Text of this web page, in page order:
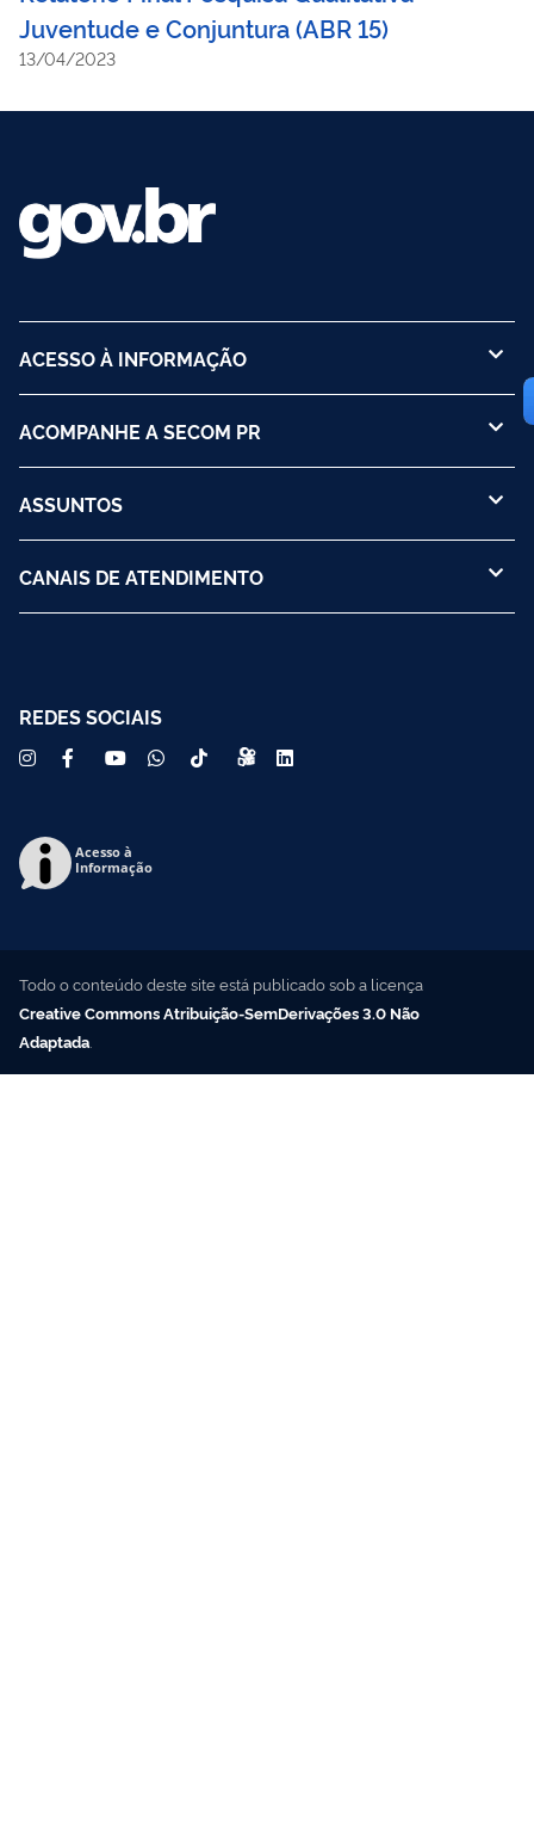
Juventude e Conjuntura (ABR 15)
13/04/2023
ACESSO À INFORMAÇÃO
ACOMPANHE A SECOM PR
ASSUNTOS
CANAIS DE ATENDIMENTO
REDES SOCIAIS
Acesso à
Informação
Todo o conteúdo deste site está publicado sob a licença
Creative Commons Atribuição-SemDerivações 3.0 Não
Adaptada